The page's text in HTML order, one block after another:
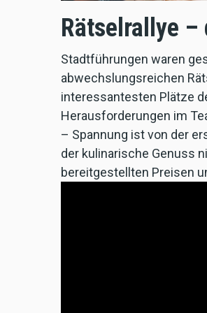
Rätselrallye
Stadtführungen waren
abwechslungsreichen
interessantesten Plätze
Herausforderungen im
– Spannung ist von der
der kulinarische Genuss
bereitgestellten Preisen